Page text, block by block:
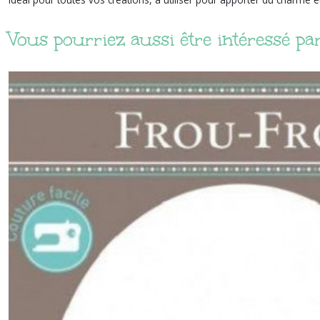
Vous pourriez aussi être intéressé